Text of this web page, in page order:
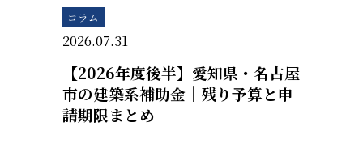
コラム
2026.07.31
【2026年度後半】愛知県・名古屋
市の建築系補助金｜残り予算と申
請期限まとめ